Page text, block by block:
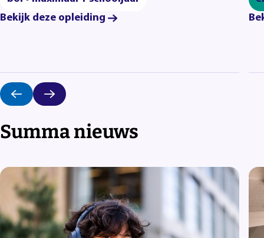
Bekijk deze opleiding
Summa nieuws